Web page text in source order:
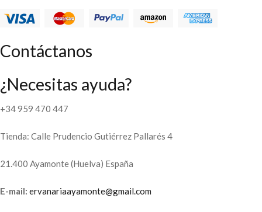
Contáctanos
¿Necesitas ayuda?
+34 959 470 447
Tienda: Calle Prudencio Gutiérrez Pallarés 4
21.400 Ayamonte (Huelva) España
E-mail: ervanariaayamonte@gmail.com